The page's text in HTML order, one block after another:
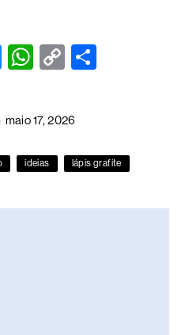
Bl
sk
y
W
at
s
A
p
C
p
y
Li
k
maio 17, 2026
ideias
lápis grafite